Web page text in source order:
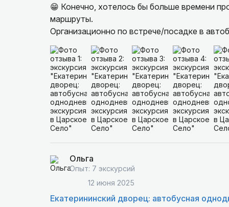
😁 Конечно, хотелось бы больше времени
маршруты.
Организационно по встрече/посадке в
некоторым просто не повезло или было
Ольга
Опыт: 7 экскурсий
12 июня 2025
Екатерининский дворец: автобусная